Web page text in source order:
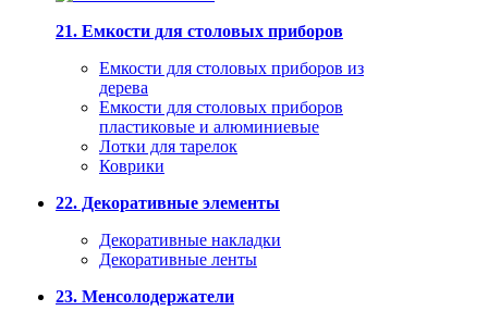
21. Емкости для столовых приборов
Емкости для столовых приборов из
дерева
Емкости для столовых приборов
пластиковые и алюминиевые
Лотки для тарелок
Коврики
22. Декоративные элементы
Декоративные накладки
Декоративные ленты
23. Менсолодержатели